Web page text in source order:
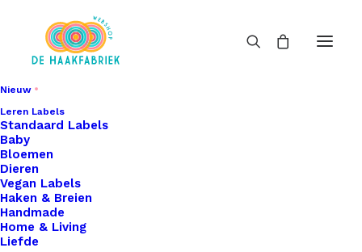
Nieuw
Leren Labels
Standaard Labels
Baby
Bloemen
Dieren
Vegan Labels
Haken & Breien
Handmade
Home & Living
Liefde